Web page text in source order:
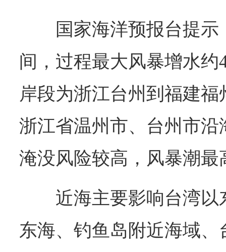
国家海洋预报台提示
间，过程最大风暴增水约
岸段为浙江台州到福建
浙江省温州市、台州市
淹没风险较高，风暴潮
近海主要影响台湾
东海、钓鱼岛附近海域